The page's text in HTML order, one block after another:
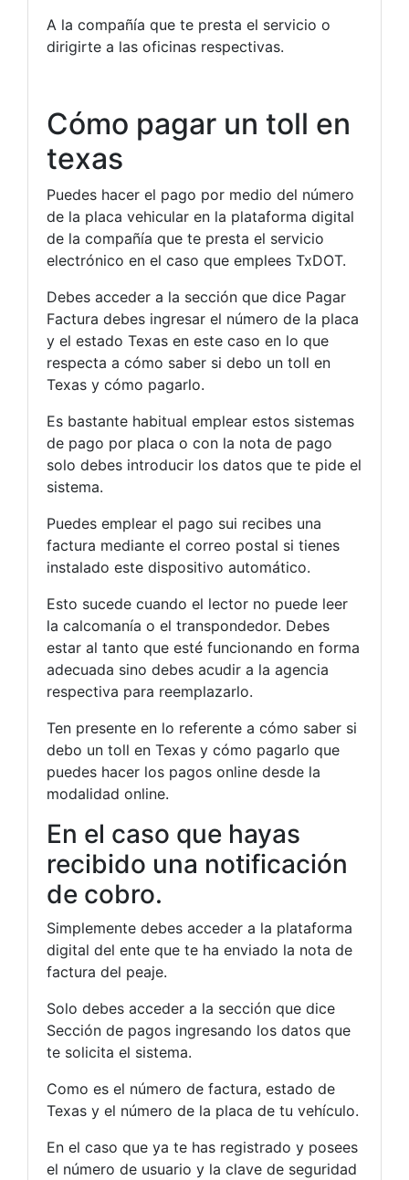
A la compañía que te presta el servicio o
dirigirte a las oficinas respectivas.
Cómo pagar un toll en
texas
Puedes hacer el pago por medio del número
de la placa vehicular en la plataforma digital
de la compañía que te presta el servicio
electrónico en el caso que emplees TxDOT.
Debes acceder a la sección que dice Pagar
Factura debes ingresar el número de la placa
y el estado Texas en este caso en lo que
respecta a cómo saber si debo un toll en
Texas y cómo pagarlo.
Es bastante habitual emplear estos sistemas
de pago por placa o con la nota de pago
solo debes introducir los datos que te pide el
sistema.
Puedes emplear el pago sui recibes una
factura mediante el correo postal si tienes
instalado este dispositivo automático.
Esto sucede cuando el lector no puede leer
la calcomanía o el transpondedor. Debes
estar al tanto que esté funcionando en forma
adecuada sino debes acudir a la agencia
respectiva para reemplazarlo.
Ten presente en lo referente a cómo saber si
debo un toll en Texas y cómo pagarlo que
puedes hacer los pagos online desde la
modalidad online.
En el caso que hayas
recibido una notificación
de cobro.
Simplemente debes acceder a la plataforma
digital del ente que te ha enviado la nota de
factura del peaje.
Solo debes acceder a la sección que dice
Sección de pagos ingresando los datos que
te solicita el sistema.
Como es el número de factura, estado de
Texas y el número de la placa de tu vehículo.
En el caso que ya te has registrado y posees
el número de usuario y la clave de seguridad